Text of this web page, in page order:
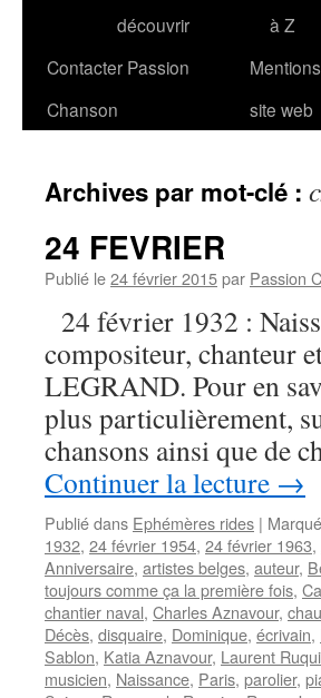
découvrir
à Z
Contacter Passion
Chanson
site web
Archives par mot-clé :
24 FEVRIER
Publié le24 février 2015par Passion
24 février 1932 :
compositeur, chanteur
LEGRAND. Pour en
plus particulièrement,
chansons ainsi que de
Continuer la lecture →
Publié dans Ephémères rides |
1932, 24 février 1954, 24 février 1963,
Anniversaire, artistes belges, auteur,
toujours comme ça la première fois,
chantier naval, Charles Aznavour,
Décès, disquaire, Dominique, écrivain,
Sablon, Katia Aznavour, Laurent
musicien, Naissance, Paris, parolier,